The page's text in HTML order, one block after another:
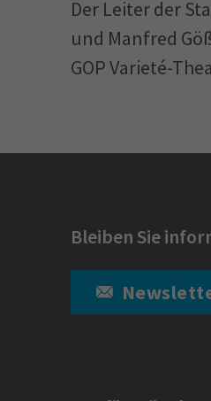
Der Leiter der
und Manfred
GOP Varieté-
Bleiben Sie